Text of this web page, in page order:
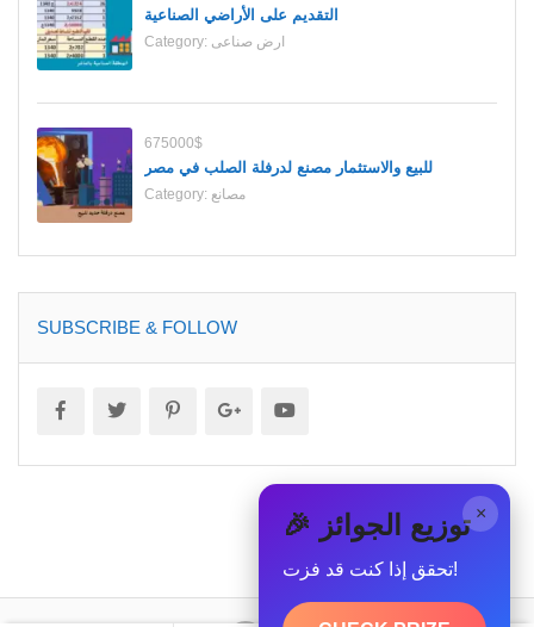
التقديم على الأراضي الصناعية
Category: ارض صناعى
675000$
للبيع والاستثمار مصنع لدرفلة الصلب في مصر
Category: مصانع
SUBSCRIBE & FOLLOW
× 🎉 توزيع الجوائز
تحقق إذا كنت قد فزت!